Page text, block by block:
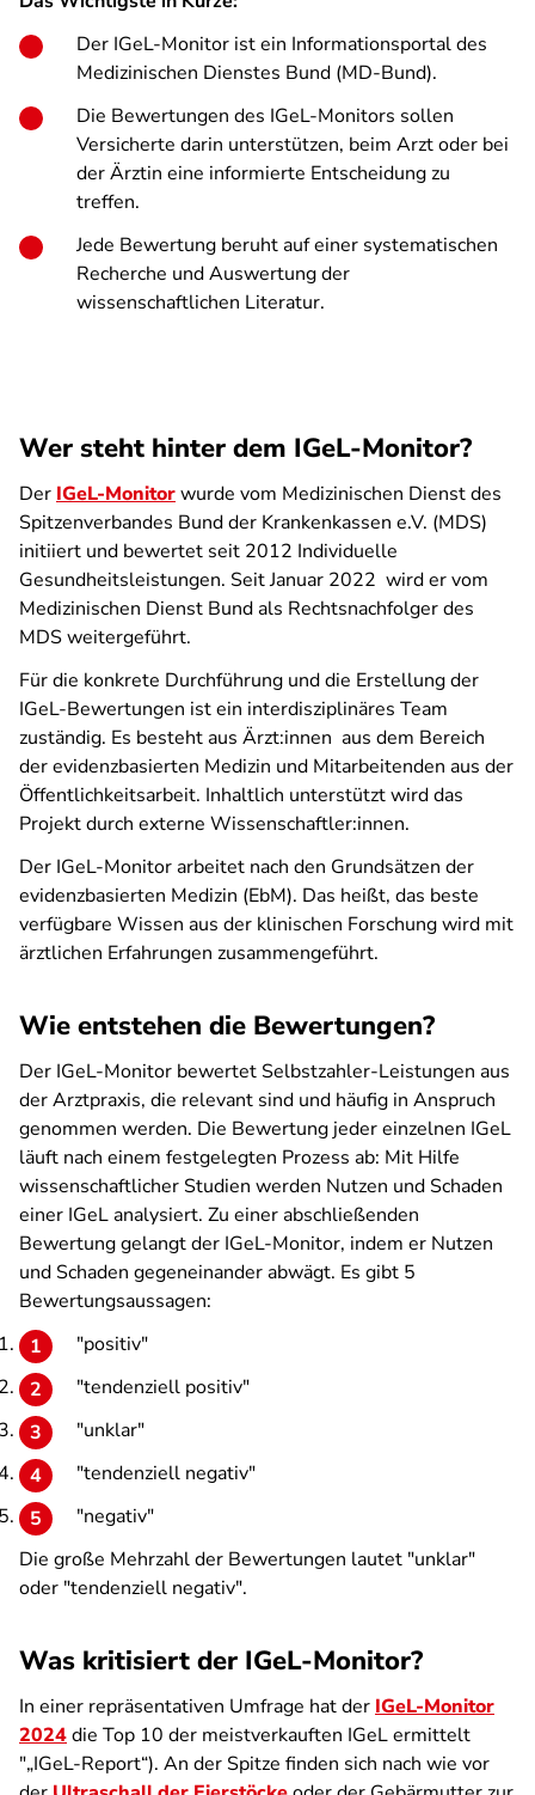
Der IGeL-Monitor ist ein Informationsportal des
Medizinischen Dienstes Bund (MD-Bund).
Die Bewertungen des IGeL-Monitors sollen
Versicherte darin unterstützen, beim Arzt oder bei
der Ärztin eine informierte Entscheidung zu
treffen.
Jede Bewertung beruht auf einer systematischen
Recherche und Auswertung der
wissenschaftlichen Literatur.
Wer steht hinter dem IGeL-Monitor?
Der IGeL-Monitorwurde vom Medizinischen Dienst des
Spitzenverbandes Bund der Krankenkassen e.V. (MDS)
initiiert und bewertet seit 2012 Individuelle
Gesundheitsleistungen. Seit Januar 2022 wird er vom
Medizinischen Dienst Bund als Rechtsnachfolger des
MDS weitergeführt.
Für die konkrete Durchführung und die Erstellung der
IGeL-Bewertungen ist ein interdisziplinäres Team
zuständig. Es besteht aus Ärzt:innen aus dem Bereich
der evidenzbasierten Medizin und Mitarbeitenden aus der
Öffentlichkeitsarbeit. Inhaltlich unterstützt wird das
Projekt durch externe Wissenschaftler:innen.
Der IGeL-Monitor arbeitet nach den Grundsätzen der
evidenzbasierten Medizin (EbM). Das heißt, das beste
verfügbare Wissen aus der klinischen Forschung wird mit
ärztlichen Erfahrungen zusammengeführt.
Wie entstehen die Bewertungen?
Der IGeL-Monitor bewertet Selbstzahler-Leistungen aus
der Arztpraxis, die relevant sind und häufig in Anspruch
genommen werden. Die Bewertung jeder einzelnen IGeL
läuft nach einem festgelegten Prozess ab: Mit Hilfe
wissenschaftlicher Studien werden Nutzen und Schaden
einer IGeL analysiert. Zu einer abschließenden
Bewertung gelangt der IGeL-Monitor, indem er Nutzen
und Schaden gegeneinander abwägt. Es gibt 5
Bewertungsaussagen:
"positiv"
"tendenziell positiv"
"unklar"
"tendenziell negativ"
"negativ"
Die große Mehrzahl der Bewertungen lautet "unklar"
oder "tendenziell negativ".
Was kritisiert der IGeL-Monitor?
In einer repräsentativen Umfrage hat der IGeL-Monitor
2024die Top 10 der meistverkauften IGeL ermittelt
"„IGeL-Report“). An der Spitze finden sich nach wie vor